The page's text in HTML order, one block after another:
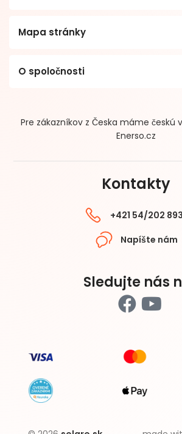
Mapa stránky
O spoločnosti
Pre zákazníkov z Česka máme českú
Enerso.cz
Kontakty
+421 54/202
Napíšte nám
Sledujte nás